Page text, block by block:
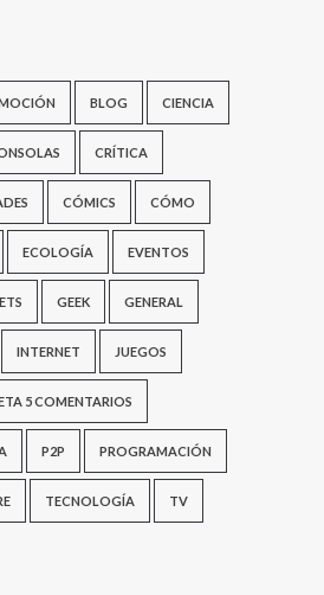
BLOG CIENCIA
CRÍTICA
CÓMICS CÓMO
ECOLOGÍA EVENTOS
GEEK GENERAL
INTERNET JUEGOS
5 COMENTARIOS
P2P PROGRAMACIÓN
TECNOLOGÍA TV